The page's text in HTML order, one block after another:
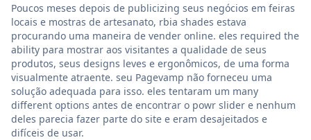
Poucos meses depois de publicizing seus negócios em feiras
locais e mostras de artesanato, rbia shades estava
procurando uma maneira de vender online. eles required the
ability para mostrar aos visitantes a qualidade de seus
produtos, seus designs leves e ergonômicos, de uma forma
visualmente atraente. seu Pagevamp não forneceu uma
solução adequada para isso. eles tentaram um many
different options antes de encontrar o powr slider e nenhum
deles parecia fazer parte do site e eram desajeitados e
difíceis de usar.